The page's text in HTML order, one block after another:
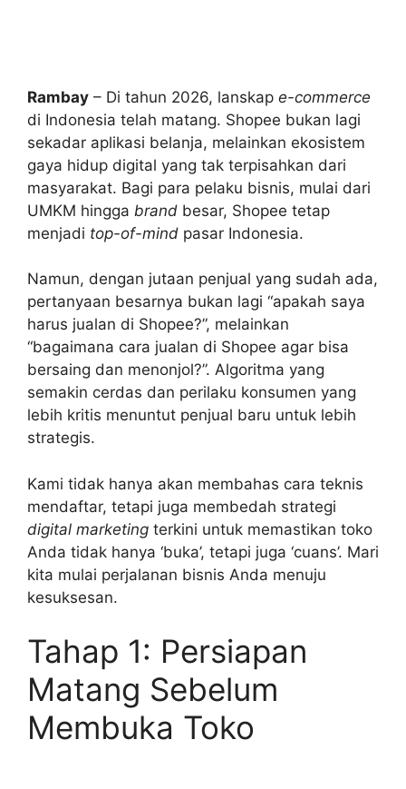
Rambay – Di tahun 2026, lanskap e-commerce
di Indonesia telah matang. Shopee bukan lagi
sekadar aplikasi belanja, melainkan ekosistem
gaya hidup digital yang tak terpisahkan dari
masyarakat. Bagi para pelaku bisnis, mulai dari
UMKM hingga brand besar, Shopee tetap
menjadi top-of-mind pasar Indonesia.
Namun, dengan jutaan penjual yang sudah ada,
pertanyaan besarnya bukan lagi “apakah saya
harus jualan di Shopee?”, melainkan
“bagaimana cara jualan di Shopee agar bisa
bersaing dan menonjol?”. Algoritma yang
semakin cerdas dan perilaku konsumen yang
lebih kritis menuntut penjual baru untuk lebih
strategis.
Kami tidak hanya akan membahas cara teknis
mendaftar, tetapi juga membedah strategi
digital marketing terkini untuk memastikan toko
Anda tidak hanya ‘buka’, tetapi juga ‘cuans’. Mari
kita mulai perjalanan bisnis Anda menuju
kesuksesan.
Tahap 1: Persiapan
Matang Sebelum
Membuka Toko